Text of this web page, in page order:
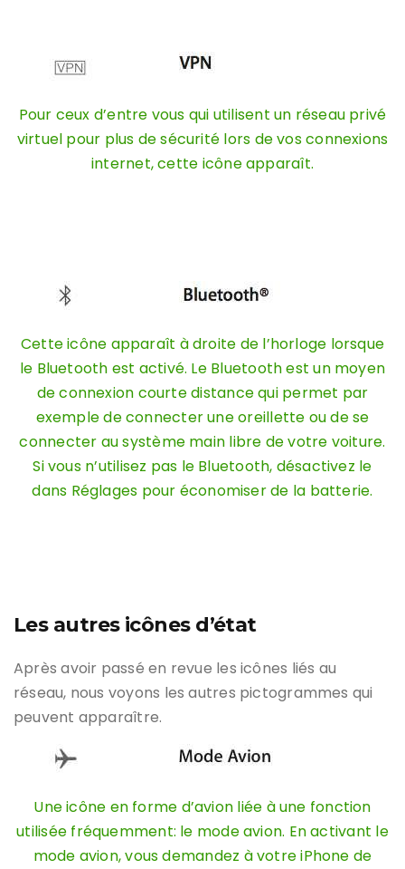
Pour ceux d’entre vous qui utilisent un réseau privé
virtuel pour plus de sécurité lors de vos connexions
internet, cette icône apparaît.
Cette icône apparaît à droite de l’horloge lorsque
le Bluetooth est activé. Le Bluetooth est un moyen
de connexion courte distance qui permet par
exemple de connecter une oreillette ou de se
connecter au système main libre de votre voiture.
Si vous n’utilisez pas le Bluetooth, désactivez le
dans Réglages pour économiser de la batterie.
Les autres icônes d’état
Après avoir passé en revue les icônes liés au
réseau, nous voyons les autres pictogrammes qui
peuvent apparaître.
Une icône en forme d’avion liée à une fonction
utilisée fréquemment: le mode avion. En activant le
mode avion, vous demandez à votre iPhone de